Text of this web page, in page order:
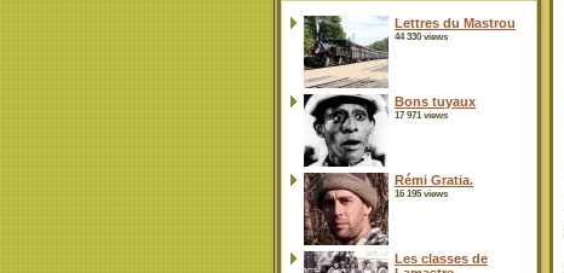
Lettres du Mastrou
44 330 views
Bons tuyaux
17 971 views
Rémi Gratia.
16 195 views
Les classes de